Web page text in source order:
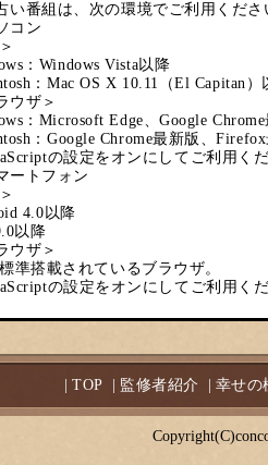
い番組は、次の環境でご利用くださ
コン
：Windows Vista以降
：Mac OS X 10.11（El Capitan）
ウザ＞
：Microsoft Edge、Google
：Google Chrome最新版、
の設定をオンにしてご利用く
ートフォン
4.0以降
以降
ウザ＞
準搭載されているブラウザ。
の設定をオンにしてご利用く
|TOP 監修者紹介 幸せの